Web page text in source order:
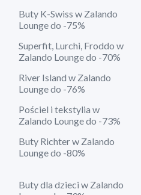
Buty K-Swiss w Zalando
Lounge do -75%
Superfit, Lurchi, Froddo w
Zalando Lounge do -70%
River Island w Zalando
Lounge do -76%
Pościel i tekstylia w
Zalando Lounge do -73%
Buty Richter w Zalando
Lounge do -80%
Buty dla dzieci w Zalando